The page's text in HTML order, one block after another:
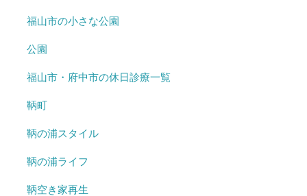
福山市の小さな公園
公園
福山市・府中市の休日診療一覧
鞆町
鞆の浦スタイル
鞆の浦ライフ
鞆空き家再生